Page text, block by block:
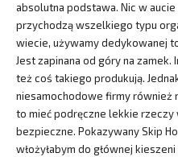
absolutna podstawa. Nic w
przychodzą wszelkiego typu
wiecie, używamy dedykowanej
Jest zapinana od góry na zamek.
też coś takiego produkują.
niesamochodowe firmy również
to mieć podręczne lekkie
bezpieczne. Pokazywany Skip
włożyłabym do głównej